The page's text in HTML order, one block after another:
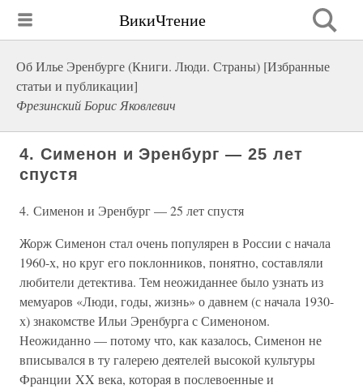
ВикиЧтение
Об Илье Эренбурге (Книги. Люди. Страны) [Избранные
статьи и публикации]
Фрезинский Борис Яковлевич
4. Сименон и Эренбург — 25 лет
спустя
4. Сименон и Эренбург — 25 лет спустя
Жорж Сименон стал очень популярен в России с начала
1960-х, но круг его поклонников, понятно, составляли
любители детектива. Тем неожиданнее было узнать из
мемуаров «Люди, годы, жизнь» о давнем (с начала 1930-
х) знакомстве Ильи Эренбурга с Сименоном.
Неожиданно — потому что, как казалось, Сименон не
вписывался в ту галерею деятелей высокой культуры
Франции XX века, которая в послевоенные и